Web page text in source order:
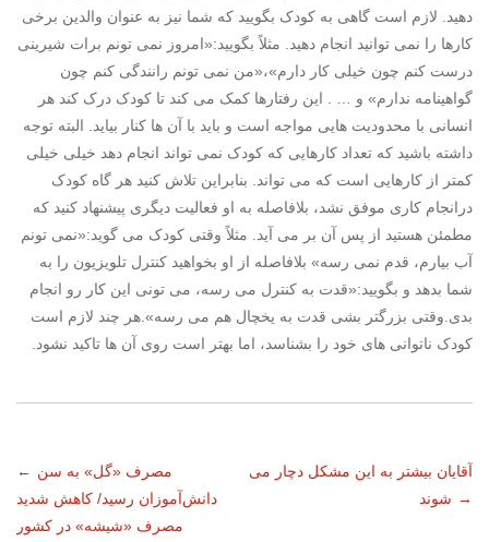
دهید. لازم است گاهی به کودک بگویید که شما نیز به عنوان والدین برخی
کارها را نمی توانید انجام دهید. مثلاً بگویید:«امروز نمی تونم برات شیرینی
درست کنم چون خیلی کار دارم»،«من نمی تونم رانندگی کنم چون
گواهینامه ندارم» و … . این رفتارها کمک می کند تا کودک درک کند هر
انسانی با محدودیت هایی مواجه است و باید با آن ها کنار بیاید. البته توجه
داشته باشید که تعداد کارهایی که کودک نمی تواند انجام دهد خیلی خیلی
کمتر از کارهایی است که می تواند. بنابراین تلاش کنید هر گاه کودک
درانجام کاری موفق نشد، بلافاصله به او فعالیت دیگری پیشنهاد کنید که
مطمئن هستید از پس آن بر می آید. مثلاً وقتی کودک می گوید:«نمی تونم
آب بیارم، قدم نمی رسه» بلافاصله از او بخواهید کنترل تلویزیون را به
شما بدهد و بگویید:«قدت به کنترل می رسه، می تونی این کار رو انجام
بدی.وقتی بزرگتر بشی قدت به یخچال هم می رسه».هر چند لازم است
کودک ناتوانی های خود را بشناسد، اما بهتر است روی آن ها تاکید نشود.
ناوبری
نوشته
← مصرف «گل» به سن
دانش‌آموزان رسید/ کاهش شدید
مصرف «شیشه» در کشور
آقایان بیشتر به این مشکل دچار می
شوند →